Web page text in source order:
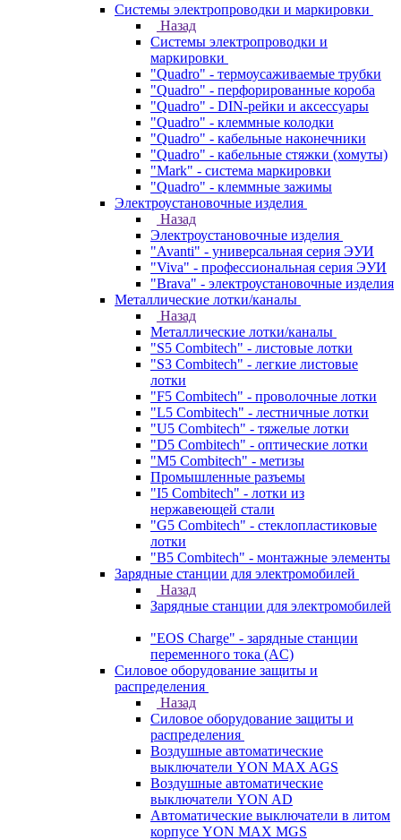
Системы электропроводки и маркировки
Назад
Системы электропроводки и
маркировки
"Quadro" - термоусаживаемые трубки
"Quadro" - перфорированные короба
"Quadro" - DIN-рейки и аксессуары
"Quadro" - клеммные колодки
"Quadro" - кабельные наконечники
"Quadro" - кабельные стяжки (хомуты)
"Mark" - система маркировки
"Quadro" - клеммные зажимы
Электроустановочные изделия
Назад
Электроустановочные изделия
"Avanti" - универсальная серия ЭУИ
"Viva" - профессиональная серия ЭУИ
"Brava" - электроустановочные изделия
Металлические лотки/каналы
Назад
Металлические лотки/каналы
"S5 Combitech" - листовые лотки
"S3 Combitech" - легкие листовые
лотки
"F5 Combitech" - проволочные лотки
"L5 Combitech" - лестничные лотки
"U5 Combitech" - тяжелые лотки
"D5 Combitech" - оптические лотки
"M5 Combitech" - метизы
Промышленные разъемы
"I5 Combitech" - лотки из
нержавеющей стали
"G5 Combitech" - стеклопластиковые
лотки
"B5 Combitech" - монтажные элементы
Зарядные станции для электромобилей
Назад
Зарядные станции для электромобилей
"EOS Charge" - зарядные станции
переменного тока (AC)
Силовое оборудование защиты и
распределения
Назад
Силовое оборудование защиты и
распределения
Воздушные автоматические
выключатели YON MAX AGS
Воздушные автоматические
выключатели YON AD
Автоматические выключатели в литом
корпусе YON MAX MGS